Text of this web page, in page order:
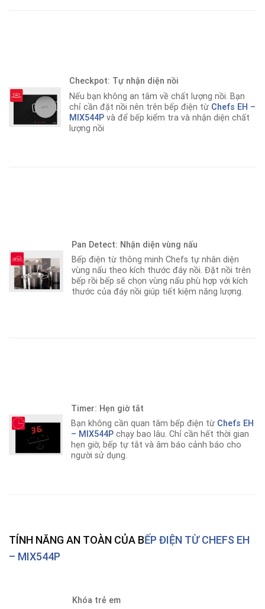
Checkpot: Tự nhận diện nồi
Nếu bạn không an tâm về chất lượng nồi. Bạn
chỉ cần đặt nồi nên trên bếp điện từ Chefs EH –
MIX544P và để bếp kiểm tra và nhận diện chất
lượng nồi
Pan Detect: Nhận diện vùng nấu
Bếp điện từ thông minh Chefs tự nhân diện
vùng nấu theo kích thước đáy nồi. Đặt nồi trên
bếp rồi bếp sẽ chọn vùng nấu phù hợp với kích
thước của đáy nồi giúp tiết kiệm năng lượng.
Timer: Hẹn giờ tắt
Bạn không cần quan tâm bếp điện từ Chefs EH
– MIX544Pchạy bao lâu. Chỉ cần hết thời gian
hẹn giờ, bếp tự tắt và âm báo cảnh báo cho
người sử dụng.
TÍNH NĂNG AN TOÀN CỦA BẾP ĐIỆN TỪ CHEFS EH
– MIX544P
Khóa trẻ em